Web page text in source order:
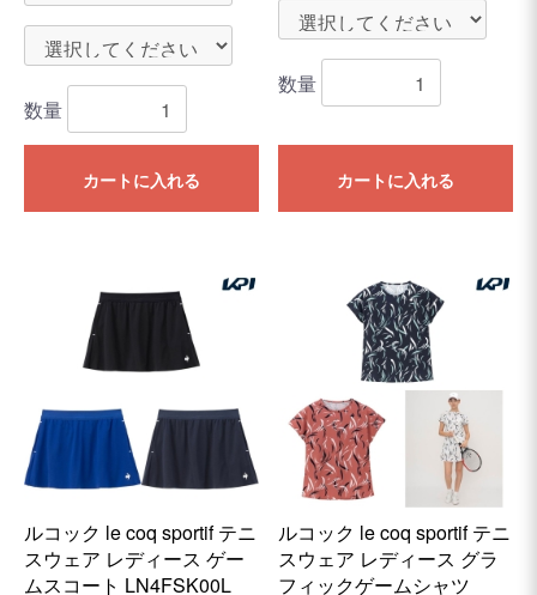
数量
カートに入れる
数量
カートに入れる
ルコック le coq sportif テニ
スウェア レディース ゲー
ムスコート LN4FSK00L
ルコック le coq sportif テニ
スウェア レディース グラ
フィックゲームシャツ